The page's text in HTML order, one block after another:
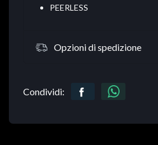
PEERLESS
Opzioni di spedizione
Condividi: